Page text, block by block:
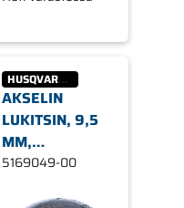
HUSQVARNA
AKSELIN
LUKITSIN, 9,5
MM,
HUSQVARNA
5169049-00